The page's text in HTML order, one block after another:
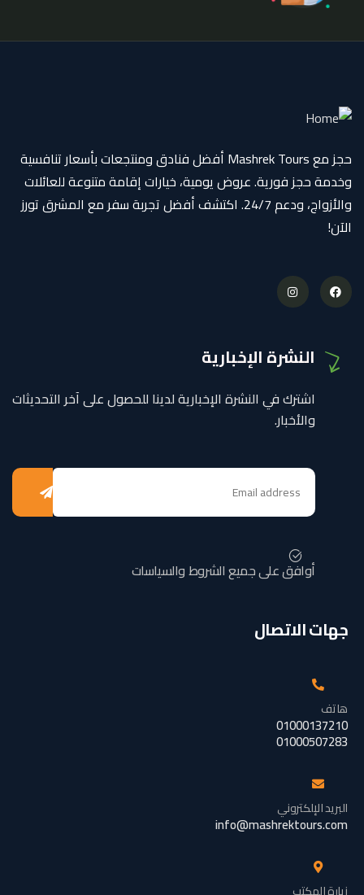
حجز مع Mashrek Tours أفضل فنادق ومنتجعات بأسعار تنافسية
وخدمة حجز فورية. عروض يومية، خيارات إقامة متنوعة للعائلات
والأزواج، ودعم 24/7. اكتشف أفضل تجربة سفر مع المشرق تورز
الآن!
النشرة الإخبارية
اشترك في النشرة الإخبارية لدينا للحصول على آخر التحديثات
والأخبار.
أوافق على جميع الشروط والسياسات
جهات الاتصال
هاتف
01000137210
01000507283
البريد الإلكتروني
info@mashrektours.com